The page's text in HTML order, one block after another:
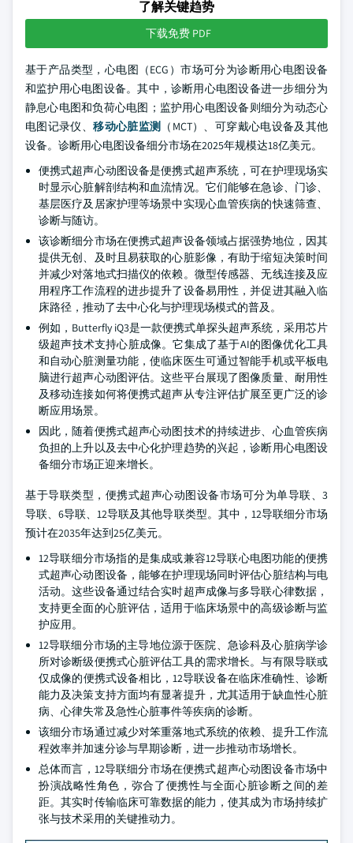
了解关键趋势
下载免费 PDF
基于产品类型，心电图（ECG）市场可分为诊断用心电图设备
和监护用心电图设备。其中，诊断用心电图设备进一步细分为
静息心电图和负荷心电图；监护用心电图设备则细分为动态心
电图记录仪、移动心脏监测
（MCT）、可穿戴心电设备及其他
设备。诊断用心电图设备细分市场在2025年规模达18亿美元。
便携式超声心动图设备是便携式超声系统，可在护理现场实
时显示心脏解剖结构和血流情况。它们能够在急诊、门诊、
基层医疗及居家护理等场景中实现心血管疾病的快速筛查、
诊断与随访。
该诊断细分市场在便携式超声设备领域占据强势地位，因其
提供无创、及时且易获取的心脏影像，有助于缩短决策时间
并减少对落地式扫描仪的依赖。微型传感器、无线连接及应
用程序工作流程的进步提升了设备易用性，并促进其融入临
床路径，推动了去中心化与护理现场模式的普及。
例如，Butterfly iQ3是一款便携式单探头超声系统，采用芯片
级超声技术支持心脏成像。它集成了基于AI的图像优化工具
和自动心脏测量功能，使临床医生可通过智能手机或平板电
脑进行超声心动图评估。这些平台展现了图像质量、耐用性
及移动连接如何将便携式超声从专注评估扩展至更广泛的诊
断应用场景。
因此，随着便携式超声心动图技术的持续进步、心血管疾病
负担的上升以及去中心化护理趋势的兴起，诊断用心电图设
备细分市场正迎来增长。
基于导联类型，便携式超声心动图设备市场可分为单导联、3
导联、6导联、12导联及其他导联类型。其中，12导联细分市场
预计在2035年达到25亿美元。
12导联细分市场指的是集成或兼容12导联心电图功能的便携
式超声心动图设备，能够在护理现场同时评估心脏结构与电
活动。这些设备通过结合实时超声成像与多导联心律数据，
支持更全面的心脏评估，适用于临床场景中的高级诊断与监
护应用。
12导联细分市场的主导地位源于医院、急诊科及心脏病学诊
所对诊断级便携式心脏评估工具的需求增长。与有限导联或
仅成像的便携式设备相比，12导联设备在临床准确性、诊断
能力及决策支持方面均有显著提升，尤其适用于缺血性心脏
病、心律失常及急性心脏事件等疾病的诊断。
该细分市场通过减少对笨重落地式系统的依赖、提升工作流
程效率并加速分诊与早期诊断，进一步推动市场增长。
总体而言，12导联细分市场在便携式超声心动图设备市场中
扮演战略性角色，弥合了便携性与全面心脏诊断之间的差
距。其实时传输临床可靠数据的能力，使其成为市场持续扩
张与技术采用的关键推动力。